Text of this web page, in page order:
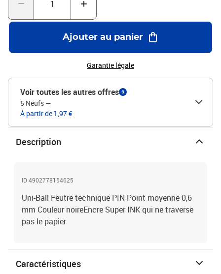
Ajouter au panier
Garantie légale
Voir toutes les autres offres 5
5 Neufs —
À partir de 1,97 €
Description
ID 4902778154625
Uni-Ball Feutre technique PIN Point moyenne 0,6
mm Couleur noireEncre Super INK qui ne traverse
pas le papier
Caractéristiques